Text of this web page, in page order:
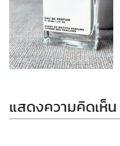
แสดงความคิดเห็น